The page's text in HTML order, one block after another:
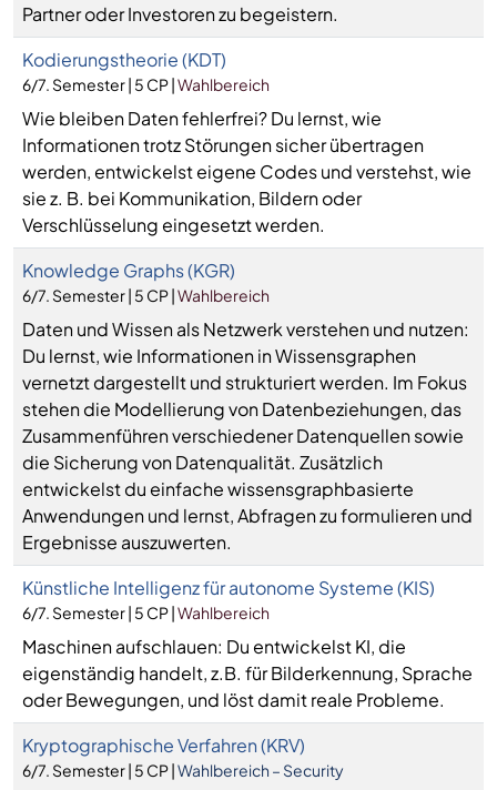
Partner oder Investoren zu begeistern.
Kodierungstheorie (KDT)
6/7. Semester | 5 CP |Wahlbereich
Wie bleiben Daten fehlerfrei? Du lernst, wie
Informationen trotz Störungen sicher übertragen
werden, entwickelst eigene Codes und verstehst, wie
sie z. B. bei Kommunikation, Bildern oder
Verschlüsselung eingesetzt werden.
Knowledge Graphs (KGR)
6/7. Semester | 5 CP |Wahlbereich
Daten und Wissen als Netzwerk verstehen und nutzen:
Du lernst, wie Informationen in Wissensgraphen
vernetzt dargestellt und strukturiert werden. Im Fokus
stehen die Modellierung von Datenbeziehungen, das
Zusammenführen verschiedener Datenquellen sowie
die Sicherung von Datenqualität. Zusätzlich
entwickelst du einfache wissensgraphbasierte
Anwendungen und lernst, Abfragen zu formulieren und
Ergebnisse auszuwerten.
Künstliche Intelligenz für autonome Systeme (KIS)
6/7. Semester | 5 CP |Wahlbereich
Maschinen aufschlauen: Du entwickelst KI, die
eigenständig handelt, z.B. für Bilderkennung, Sprache
oder Bewegungen, und löst damit reale Probleme.
Kryptographische Verfahren (KRV)
6/7. Semester | 5 CP |Wahlbereich – Security